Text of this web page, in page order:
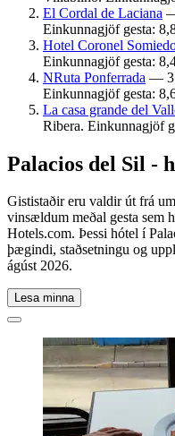
El Cordal de Laciana
Einkunnagjöf gesta:
Hotel Coronel
Einkunnagjöf gesta:
NRuta Ponferrada — 3
Einkunnagjöf gesta:
La casa grande del
Ribera. Einkunnagjöf
Palacios del Sil -
Gististaðir eru valdir út frá
vinsældum meðal gesta sem
Hotels.com. Þessi hótel í
þægindi, staðsetningu og
ágúst 2026.
Lesa minna